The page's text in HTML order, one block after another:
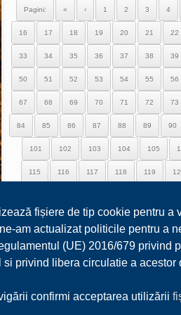
fișiere de tip cookie pentru a
am actualizat politicile pentru a
(UE) 2016/679 privind
si privind libera circulatie a
confirmi acceptarea utilizării
Pagini: « ‹ 1 2 3 4
16 17 18 19 20 21 22
33 34 35 36 37 38 39
50 51 52 53 54 55 56
67 68 69 70 71 72 73
84 85 86 87 88 89 90
101 102 103 104 105
115 116 117 118 119
143 144 145 146 147
157 158 159 160 161
171 172 173 174 175